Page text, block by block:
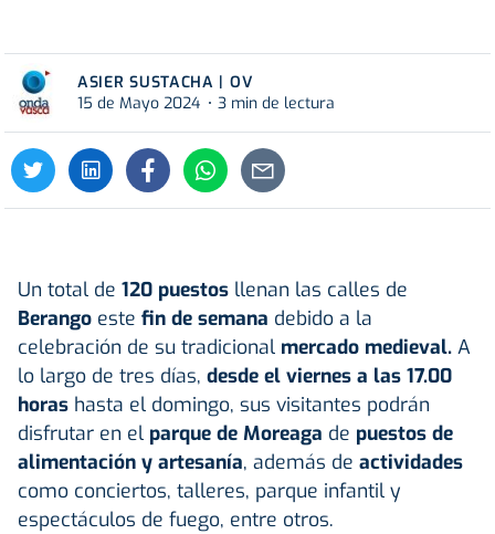
ASIER SUSTACHA | OV
15 de Mayo 2024
3 min de lectura
Un total de 120 puestos llenan las calles de
Berango este fin de semana debido a la
celebración de su tradicional mercado medieval. A
lo largo de tres días, desde el viernes a las 17.00
horas hasta el domingo, sus visitantes podrán
disfrutar en el parque de Moreaga de puestos de
alimentación y artesanía, además de actividades
como conciertos, talleres, parque infantil y
espectáculos de fuego, entre otros.